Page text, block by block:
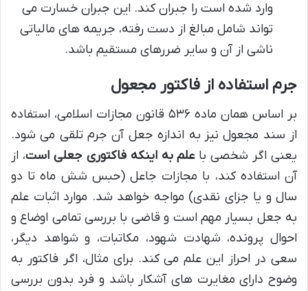
وارد شده است را جبران کند. این جبران خسارت می
تواند شامل مبالغ از دست رفته، جریمه های مالیاتی
ناشی از آن و سایر ضررهای مستقیم باشد.
جرم استفاده از فاکتور مجعول
بر اساس همان ماده ۵۳۶ قانون مجازات اسلامی، استفاده
از سند مجعول نیز به اندازه جعل آن جرم تلقی می شود.
یعنی اگر شخصی باعلم به اینکه فاکتوری جعلی است، از
آن استفاده کند، با مجازات جاعل (حبس شش ماه تا دو
سال و یا جزای نقدی) مواجه خواهد شد. موارد اثبات علم
به جعل بسیار مهم است و قاضی با بررسی تمامی اوضاع و
احوال پرونده، شهادت شهود، مکاتبات، و شواهد دیگر،
سعی در احراز این علم می کند. برای مثال، اگر فاکتور به
وضوح دارای مغایرت های آشکار باشد و فرد بدون بررسی